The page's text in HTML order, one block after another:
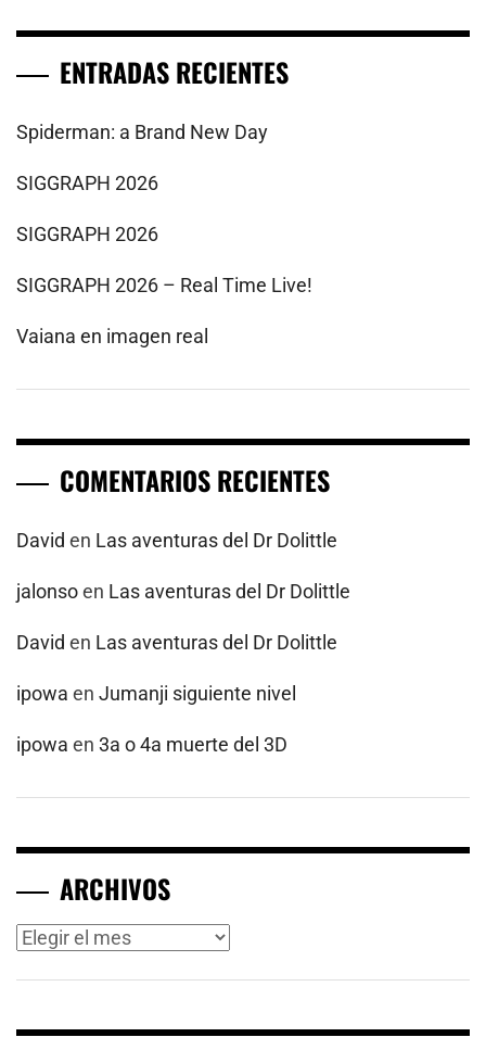
ENTRADAS RECIENTES
Spiderman: a Brand New Day
SIGGRAPH 2026
SIGGRAPH 2026
SIGGRAPH 2026 – Real Time Live!
Vaiana en imagen real
COMENTARIOS RECIENTES
David en Las aventuras del Dr Dolittle
jalonsoen Las aventuras del Dr Dolittle
David en Las aventuras del Dr Dolittle
ipowa en Jumanji siguiente nivel
ipowa en 3a o 4a muerte del 3D
ARCHIVOS
Archivos